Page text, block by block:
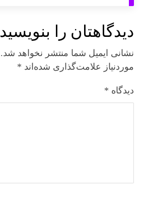
دیدگاهتان را بنویسید
نشانی ایمیل شما منتشر نخواهد شد.
موردنیاز علامت‌گذاری شده‌اند *
دیدگاه *